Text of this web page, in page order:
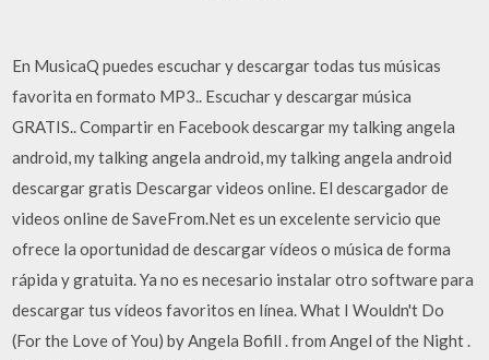
En MusicaQ puedes escuchar y descargar todas tus músicas
favorita en formato MP3.. Escuchar y descargar música
GRATIS.. Compartir en Facebook descargar my talking angela
android, my talking angela android, my talking angela android
descargar gratis Descargar videos online. El descargador de
videos online de SaveFrom.Net es un excelente servicio que
ofrece la oportunidad de descargar vídeos o música de forma
rápida y gratuita. Ya no es necesario instalar otro software para
descargar tus vídeos favoritos en línea. What I Wouldn't Do
(For the Love of You) by Angela Bofill . from Angel of the Night .